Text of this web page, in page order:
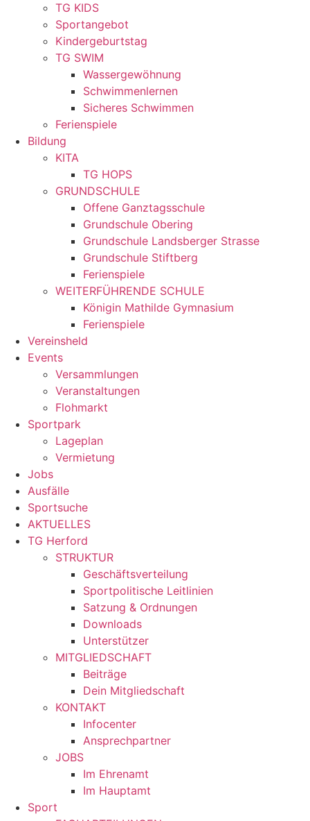
TG KIDS
Sportangebot
Kindergeburtstag
TG SWIM
Wassergewöhnung
Schwimmenlernen
Sicheres Schwimmen
Ferienspiele
Bildung
KITA
TG HOPS
GRUNDSCHULE
Offene Ganztagsschule
Grundschule Obering
Grundschule Landsberger Strasse
Grundschule Stiftberg
Ferienspiele
WEITERFÜHRENDE SCHULE
Königin Mathilde Gymnasium
Ferienspiele
Vereinsheld
Events
Versammlungen
Veranstaltungen
Flohmarkt
Sportpark
Lageplan
Vermietung
Jobs
Ausfälle
Sportsuche
AKTUELLES
TG Herford
STRUKTUR
Geschäftsverteilung
Sportpolitische Leitlinien
Satzung & Ordnungen
Downloads
Unterstützer
MITGLIEDSCHAFT
Beiträge
Dein Mitgliedschaft
KONTAKT
Infocenter
Ansprechpartner
JOBS
Im Ehrenamt
Im Hauptamt
Sport